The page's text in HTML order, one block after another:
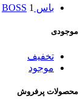
باس BOSS 1
موجودی
تخفیف
موجود
محصولات پرفروش